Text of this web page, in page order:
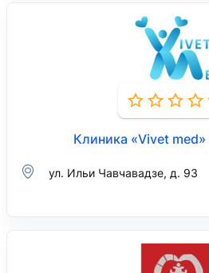
Клиника «Vivet
ул. Ильи Чавчавадзе, д. 93